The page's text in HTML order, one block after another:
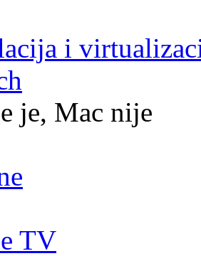
i
je, Mac nije
TV